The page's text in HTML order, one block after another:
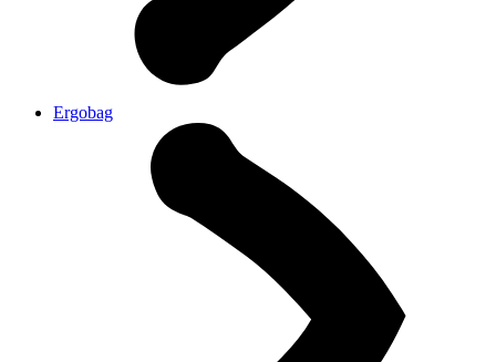
Ergobag